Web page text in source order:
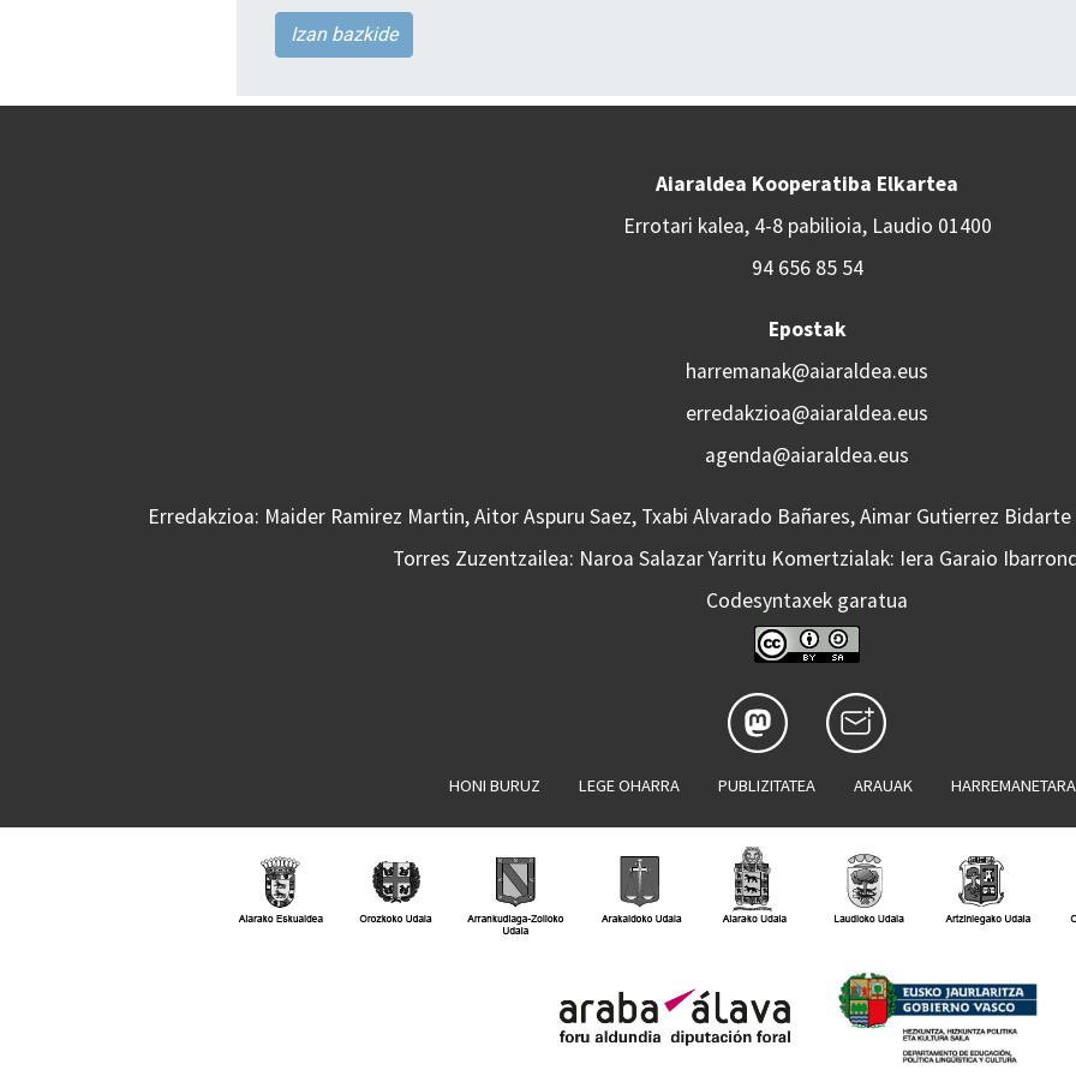
Izan bazkide
Aiaraldea Kooperatiba Elkartea
Errotari kalea, 4-8 pabilioia, Laudio 01400
94 656 85 54
Epostak
harremanak@aiaraldea.eus
erredakzioa@aiaraldea.eus
agenda@aiaraldea.eus
Erredakzioa: Maider Ramirez Martin, Aitor Aspuru Saez, Txabi Alvarado Bañares, Aimar Gutierrez
Torres Zuzentzailea: Naroa Salazar Yarritu Komertzialak: Iera Garaio
Codesyntaxek garatua
HONI BURUZ LEGE OHARRA PUBLIZITATEA ARAUAK